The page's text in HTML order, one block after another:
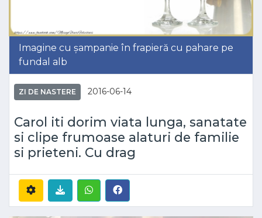
Imagine cu șampanie în frapieră cu pahare pe
fundal alb
ZI DE NASTERE 2016-06-14
Carol iti dorim viata lunga, sanatate
si clipe frumoase alaturi de familie
si prieteni. Cu drag